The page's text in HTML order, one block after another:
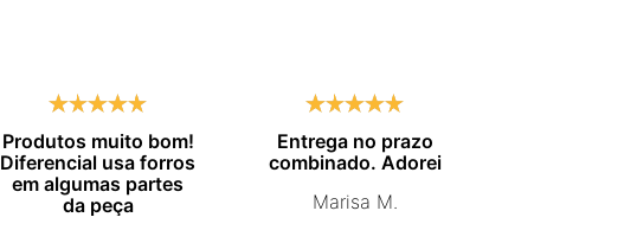
Produtos muito bom!
Diferencial usa forros
em algumas partes
da peça
Entrega no prazo
combinado. Adorei
Marisa M.